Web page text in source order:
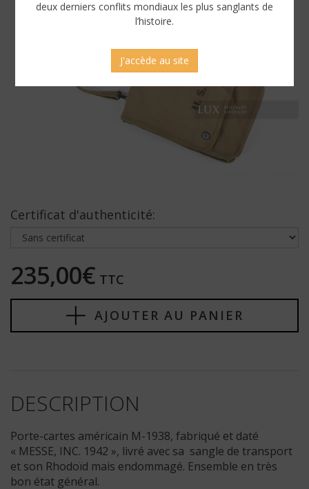
Certificat d'authenticité:
235,00€ TTC
AJOUTER AU PANIER
DESCRIPTION
Porte-cartes américain M-1938, fabriqué et daté
« MESSE, INC. 1942 », livré avec sa sangle de transport
et son Rhodoïd mais endommagé. Ensemble en très
bon état général.
deux derniers conflits mondiaux les plus sanglants de
l’histoire.
J'accède au site